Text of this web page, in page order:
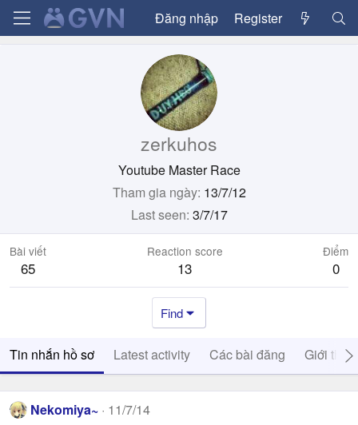
Đăng nhập Register
zerkuhos
Youtube Master Race
Tham gia ngày 13/7/12
Last seen 3/7/17
Bài viết
65
Reaction score
13
Điểm
0
Find
Tin nhắn hồ sơ Latest activity Các bài đăng Giới thiệu
Nekomiya~ 11/7/14